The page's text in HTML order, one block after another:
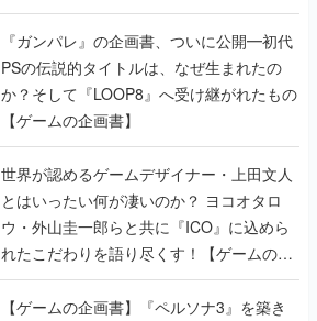
書】
『ガンパレ』の企画書、ついに公開━初代
PSの伝説的タイトルは、なぜ生まれたの
か？そして『LOOP8』へ受け継がれたもの
【ゲームの企画書】
世界が認めるゲームデザイナー・上田文人
とはいったい何が凄いのか？ ヨコオタロ
ウ・外山圭一郎らと共に『ICO』に込めら
れたこだわりを語り尽くす！【ゲームの企
画書】
【ゲームの企画書】『ペルソナ3』を築き